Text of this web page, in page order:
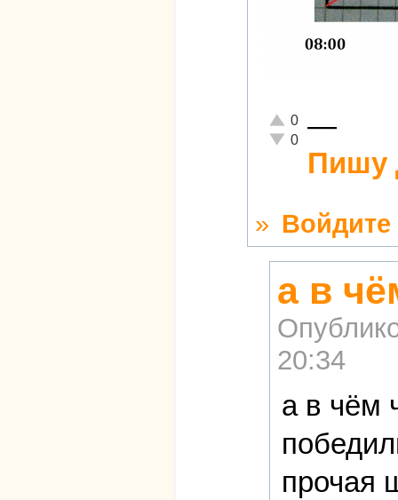
Отлично!
0
Неадекватно!
0 —
Пишу
» Войдите
а в
20:34
а в чём
прочая